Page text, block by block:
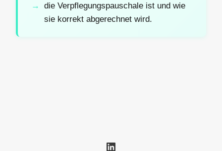
die Verpflegungspauschale ist und wie
sie korrekt abgerechnet wird.
LinkedIn